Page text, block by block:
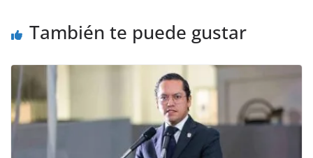
También te puede gustar